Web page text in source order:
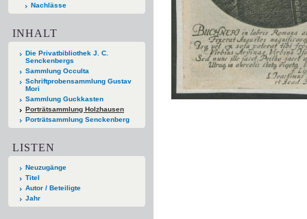
Nachlässe
INHALT
Die Privatbibliothek J. C.
Senckenbergs
Sammlung Occulta
Schriftprobensammlung Gustav
Mori
Sammlung Guckkasten
Porträtsammlung Holzhausen
Porträtsammlung Senckenberg
LISTEN
Neuzugänge
Titel
Autor / Beteiligte
Jahr